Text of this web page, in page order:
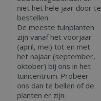
niet het hele jaar door te
bestellen.
De meeste tuinplanten
zijn vanaf het voorjaar
(april, mei) tot en met
het najaar (september,
oktober) bij ons in het
tuincentrum. Probeer
ons dan te bellen of de
planten er zijn.